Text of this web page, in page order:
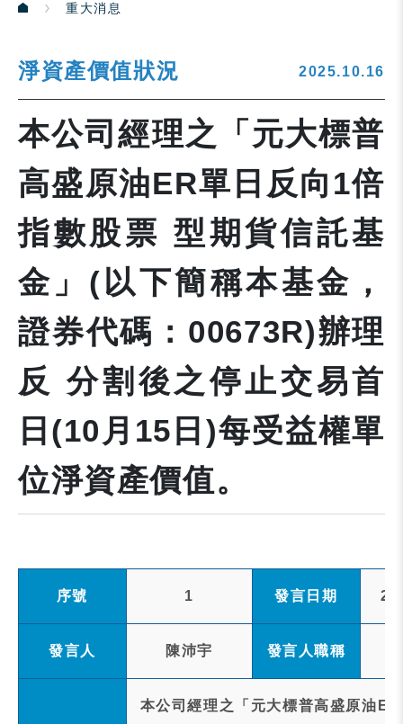
重大消息
淨資產價值狀況 2025.10.16
本公司經理之「元大標普
高盛原油ER單日反向1倍
指數股票 型期貨信託基
金」(以下簡稱本基金，
證券代碼：00673R)辦理
反 分割後之停止交易首
日(10月15日)每受益權單
位淨資產價值。
序號 1 發言日期
發言人 陳沛宇 發言人職稱
本公司經理之「元大標普高盛原油